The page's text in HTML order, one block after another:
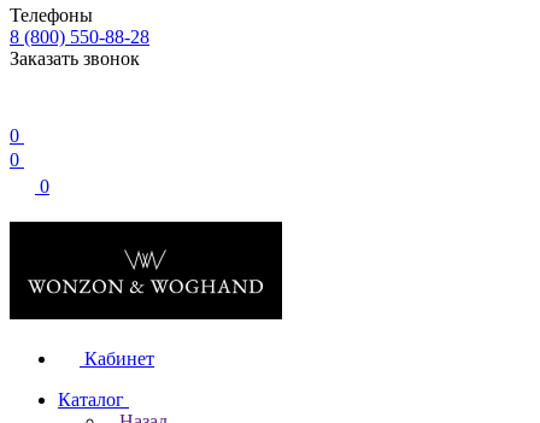
Телефоны
8 (800) 550-88-28
Заказать звонок
0
0
0
Кабинет
Каталог